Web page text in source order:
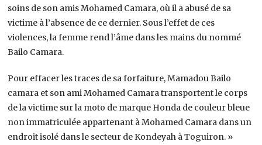
soins de son amis Mohamed Camara, où il a abusé de sa
victime à l’absence de ce dernier. Sous l’effet de ces
violences, la femme rend l’âme dans les mains du nommé
Bailo Camara.
Pour effacer les traces de sa forfaiture, Mamadou Bailo
camara et son ami Mohamed Camara transportent le corps
de la victime sur la moto de marque Honda de couleur bleue
non immatriculée appartenant à Mohamed Camara dans un
endroit isolé dans le secteur de Kondeyah à Toguiron. »